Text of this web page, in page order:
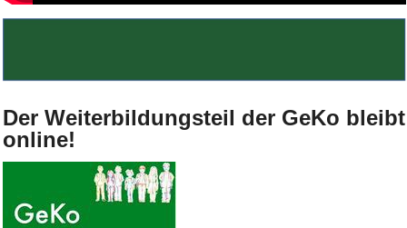
Der Weiterbildungsteil der GeKo bleibt
online!